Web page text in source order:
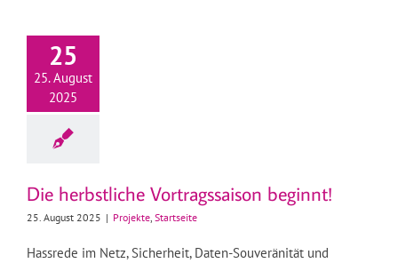
25
25. August
2025
Die herbstliche Vortragssaison beginnt!
25. August 2025 | Projekte, Startseite
Hassrede im Netz, Sicherheit, Daten-Souveränität und